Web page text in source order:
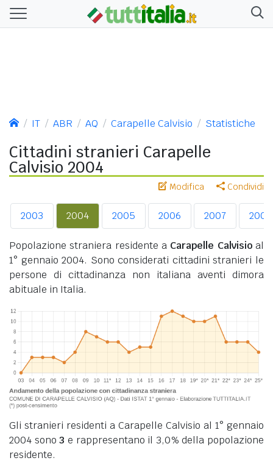
IT ABR AQ Carapelle Calvisio Statistiche
Cittadini stranieri Carapelle
Calvisio 2004
Modifica Condividi
2003 2004 2005 2006 2007 2008
Popolazione straniera residente a Carapelle Calvisioal
1° gennaio 2004. Sono considerati cittadini stranieri le
persone di cittadinanza non italiana aventi dimora
abituale in Italia.
Gli stranieri residenti a Carapelle Calvisio al 1° gennaio
2004 sono3 e rappresentano il 3,0% della popolazione
residente.